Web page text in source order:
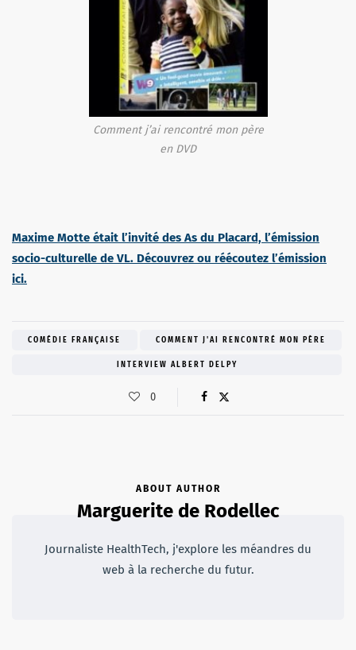
Comment j’ai rencontré mon père
en DVD
Maxime Motte était l’invité des As du Placard, l’émission
socio-culturelle de VL. Découvrez ou réécoutez l’émission
ici.
COMÉDIE FRANÇAISE COMMENT J'AI RENCONTRÉ MON PÈRE
INTERVIEW ALBERT DELPY
0
ABOUT AUTHOR
Marguerite de Rodellec
Journaliste HealthTech, j'explore les méandres du
web à la recherche du futur.